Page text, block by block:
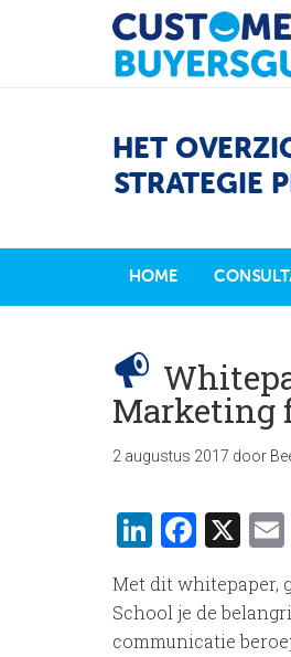
HET
STRATEGIE
HOME
Marketing
2 augustus 2017 door
X
Met dit whitepaper,
School je de
communicatie